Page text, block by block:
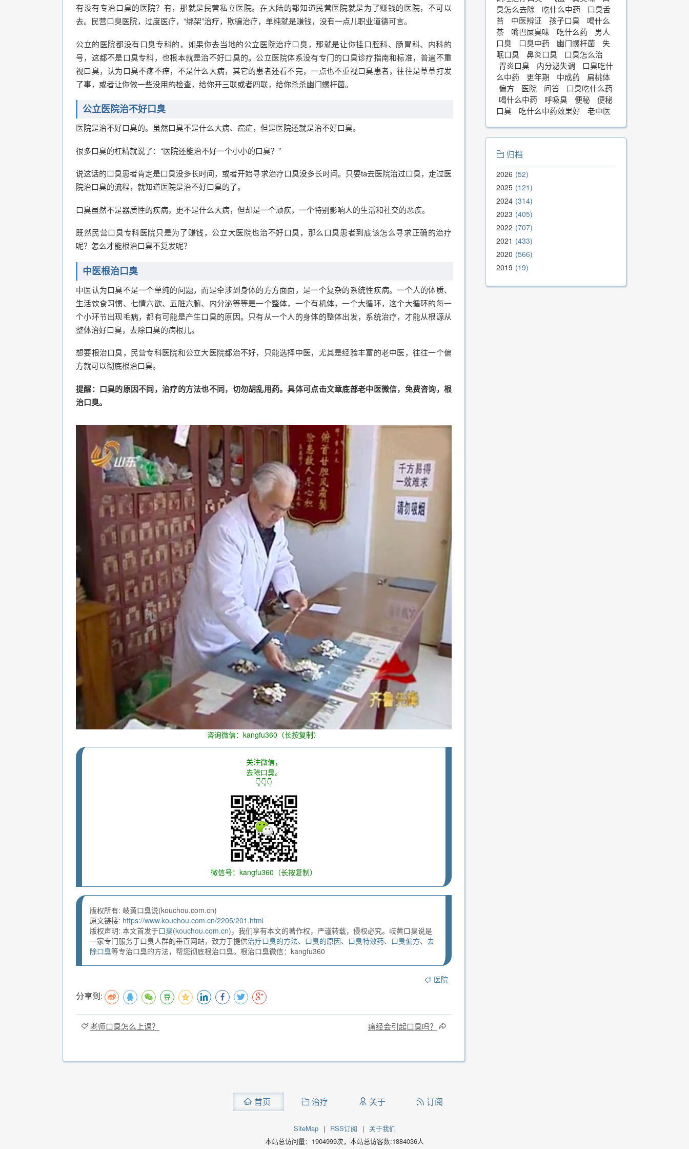
有没有专治口臭的医院？有，那就是民营私立医院。在大陆的都知道民营医院就是为了赚钱的医院，不可以
去。民营口臭医院，过度医疗，“绑架”治疗，欺骗治疗，单纯就是赚钱，没有一点儿职业道德可言。
公立的医院都没有口臭专科的，如果你去当地的公立医院治疗口臭，那就是让你挂口腔科、肠胃科、内科的
号，这都不是口臭专科，也根本就是治不好口臭的。公立医院体系没有专门的口臭诊疗指南和标准，普遍不重
视口臭，认为口臭不疼不痒，不是什么大病，其它的患者还看不完，一点也不重视口臭患者，往往是草草打发
了事，或者让你做一些没用的检查，给你开三联或者四联，给你杀杀幽门螺杆菌。
公立医院治不好口臭
医院是治不好口臭的。虽然口臭不是什么大病、癌症，但是医院还就是治不好口臭。
很多口臭的杠精就说了：“医院还能治不好一个小小的口臭？”
说这话的口臭患者肯定是口臭没多长时间，或者开始寻求治疗口臭没多长时间。只要ta去医院治过口臭，走过医
院治口臭的流程，就知道医院是治不好口臭的了。
口臭虽然不是器质性的疾病，更不是什么大病，但却是一个顽疾，一个特别影响人的生活和社交的恶疾。
既然民营口臭专科医院只是为了赚钱，公立大医院也治不好口臭，那么口臭患者到底该怎么寻求正确的治疗
呢？怎么才能根治口臭不复发呢？
中医根治口臭
中医认为口臭不是一个单纯的问题，而是牵涉到身体的方方面面，是一个复杂的系统性疾病。一个人的体质、
生活饮食习惯、七情六欲、五脏六腑、内分泌等等是一个整体，一个有机体，一个大循环，这个大循环的每一
个小环节出现毛病，都有可能是产生口臭的原因。只有从一个人的身体的整体出发，系统治疗，才能从根源从
整体治好口臭，去除口臭的病根儿。
想要根治口臭，民营专科医院和公立大医院都治不好，只能选择中医，尤其是经验丰富的老中医，往往一个偏
方就可以彻底根治口臭。
提醒：口臭的原因不同，治疗的方法也不同，切勿胡乱用药。具体可点击文章底部老中医微信，免费咨询，根
治口臭。
咨询微信：kangfu360（长按复制）
关注微信，
去除口臭。
👇👇👇
微信号：kangfu360（长按复制）
版权所有: 岐黄口臭说(kouchou.com.cn)
原文链接: https://www.kouchou.com.cn/2205/201.html
版权声明: 本文首发于口臭(kouchou.com.cn)，我们享有本文的著作权，严谨转载，侵权必究。岐黄口臭说是
一家专门服务于口臭人群的垂直网站，致力于提供治疗口臭的方法、 口臭的原因、 口臭特效药、 口臭偏方、 去
除口臭等专治口臭的方法，帮您彻底根治口臭。根治口臭微信：kangfu360
医院
分享到:
老师口臭怎么上课？ 痛经会引起口臭吗？
臭怎么去除
吃什么中药
口臭舌
苔
中医辨证 孩子口臭
喝什么
茶
嘴巴屎臭味 吃什么药
男人
口臭
口臭中药 幽门螺杆菌
失
眠口臭
鼻炎口臭
口臭怎么治
胃炎口臭
内分泌失调
口臭吃什
么中药
更年期 中成药
扁桃体
偏方
医院 问答
口臭吃什么药
喝什么中药
呼吸臭 便秘
便秘
口臭
吃什么中药效果好 老中医
归档
2026 52
2025 121
2024 314
2023 405
2022 707
2021
433
2020 566
2019 19
首页 治疗 关于 订阅
SiteMap | RSS订阅 |
关于我们
本站总访问量： 1904999次，本站总访客数:1884036人